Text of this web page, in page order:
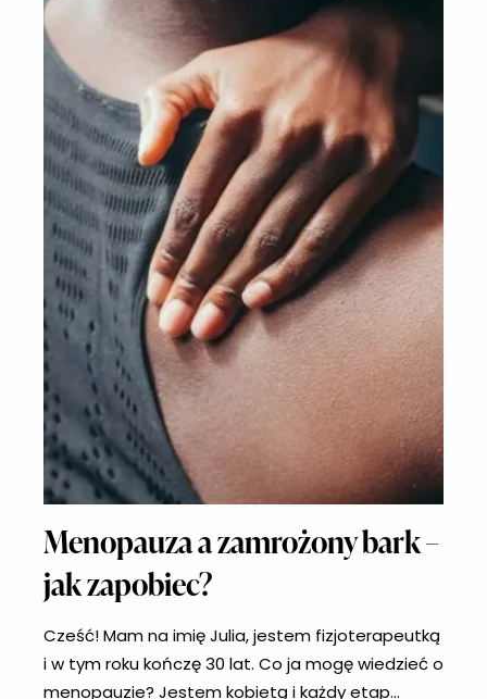
Menopauza a zamrożony bark –
jak zapobiec?
Cześć! Mam na imię Julia, jestem fizjoterapeutką
i w tym roku kończę 30 lat. Co ja mogę wiedzieć o
menopauzie? Jestem kobietą i każdy etap